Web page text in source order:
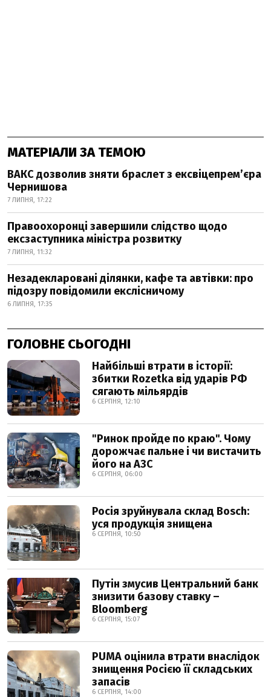
МАТЕРІАЛИ ЗА ТЕМОЮ
ВАКС дозволив зняти браслет з ексвіцепрем’єра
Чернишова
7 ЛИПНЯ, 17:22
Правоохоронці завершили слідство щодо
ексзаступника міністра розвитку
7 ЛИПНЯ, 11:32
Незадекларовані ділянки, кафе та автівки: про
підозру повідомили екслісничому
6 ЛИПНЯ, 17:35
ГОЛОВНЕ СЬОГОДНІ
Найбільші втрати в історії:
збитки Rozetka від ударів РФ
сягають мільярдів
6 СЕРПНЯ, 12:10
"Ринок пройде по краю". Чому
дорожчає пальне і чи вистачить
його на АЗС
6 СЕРПНЯ, 06:00
Росія зруйнувала склад Bosch:
уся продукція знищена
6 СЕРПНЯ, 10:50
Путін змусив Центральний банк
знизити базову ставку –
Bloomberg
6 СЕРПНЯ, 15:07
PUMA оцінила втрати внаслідок
знищення Росією її складських
запасів
6 СЕРПНЯ, 14:00